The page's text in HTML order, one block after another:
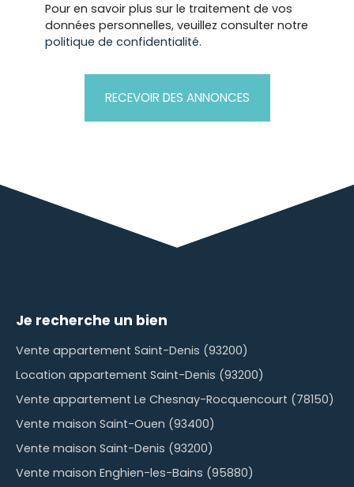
Pour en savoir plus sur le traitement de vos
données personnelles, veuillez consulter notre
politique de confidentialité.
RECEVOIR DES ANNONCES
Je recherche un bien
Vente appartement Saint-Denis (93200)
Location appartement Saint-Denis (93200)
Vente appartement Le Chesnay-Rocquencourt (78150)
Vente maison Saint-Ouen (93400)
Vente maison Saint-Denis (93200)
Vente maison Enghien-les-Bains (95880)